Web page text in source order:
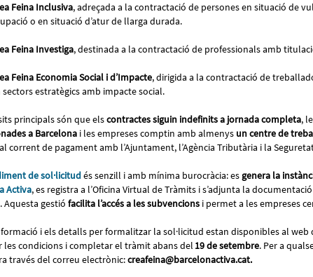
Feina Inclusiva, adreçada a la contractació de persones en situació de
o en situació d’atur de llarga durada.
Feina Investiga, destinada a la contractació de professionals amb
Feina Economia Social i d’Impacte, dirigida a la contractació de
sectors estratègics amb impacte social.
principals són que elscontractes siguin indefinits a jornada completa,
a Barcelona i les empreses comptin amb almenys un centre de
corrent de pagament amb l’Ajuntament, l’Agència Tributària i la
de sol·licitudés senzill i amb mínima burocràcia: es genera la
Activa, es registra a l’Oficina Virtual de Tràmits i s’adjunta la
Aquesta gestió facilita l’accés a les subvencions i permet a les empreses
i els detalls per formalitzar la sol·licitud estan disponibles al web
les condicions i completar el tràmit abans del 19 de setembre. Per a
través del correu electrònic:creafeina@barcelonactiva.cat.